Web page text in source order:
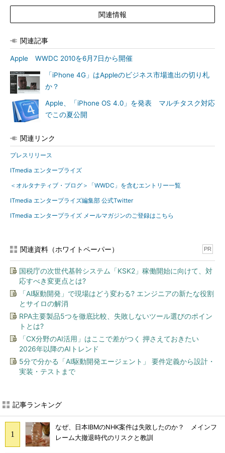
関連情報
関連記事
Apple WWDC 2010を6月7日から開催
「iPhone 4G」はAppleのビジネス市場進出の切り札
か？
Apple、「iPhone OS 4.0」を発表 マルチタスク対応
でこの夏公開
関連リンク
プレスリリース
ITmedia エンタープライズ
＜オルタナティブ・ブログ＞「WWDC」を含むエントリー一覧
ITmedia エンタープライズ編集部 公式Twitter
ITmedia エンタープライズ メールマガジンのご登録はこちら
関連資料（ホワイトペーパー） PR
国税庁の次世代基幹システム「KSK2」稼働開始に向けて、対
応すべき変更点とは?
「AI駆動開発」で現場はどう変わる? エンジニアの新たな役割
とサイロの解消
RPA主要製品5つを徹底比較、失敗しないツール選びのポイン
トとは?
「CX分野のAI活用」はここで差がつく 押さえておきたい
2026年以降のAIトレンド
5分で分かる「AI駆動開発エージェント」 要件定義から設計・
実装・テストまで
記事ランキング
なぜ、日本IBMのNHK案件は失敗したのか？ メインフ
レーム大撤退時代のリスクと教訓